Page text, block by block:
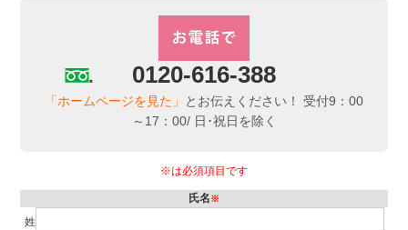
0120-616-388
「ホームページを見た」
とお伝えください！ 受付9：00
～17：00/ 日･祝日を除く
※は必須項目です
氏名※
姓